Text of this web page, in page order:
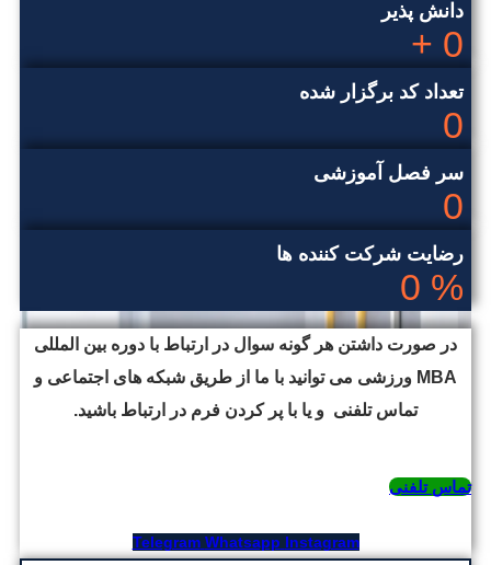
دانش پذیر
0
+
تعداد کد برگزار شده
0
سر فصل آموزشی
0
رضایت شرکت کننده ها
%
0
در صورت داشتن هر گونه سوال در ارتباط با دوره بین المللی
MBA ورزشی می توانید با ما از طریق شبکه های اجتماعی و
تماس تلفنی و یا با پر کردن فرم در ارتباط باشید.
تماس تلفنی
Telegram Whatsapp Instagram